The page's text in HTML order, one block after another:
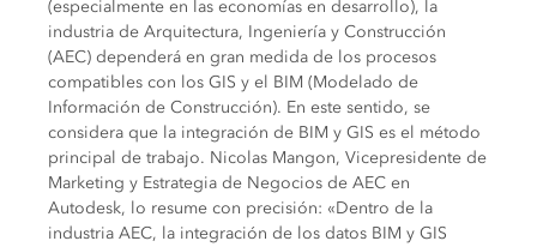
(especialmente en las economías en desarrollo), la
industria de Arquitectura, Ingeniería y Construcción
(AEC) dependerá en gran medida de los procesos
compatibles con los GIS y el BIM (Modelado de
Información de Construcción). En este sentido, se
considera que la integración de BIM y GIS es el método
principal de trabajo. Nicolas Mangon, Vicepresidente de
Marketing y Estrategia de Negocios de AEC en
Autodesk, lo resume con precisión: «Dentro de la
industria AEC, la integración de los datos BIM y GIS